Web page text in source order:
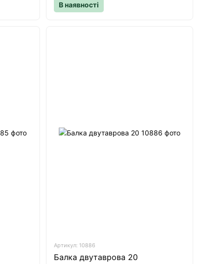
В наявності
Артикул: 10886
Балка двутаврова 20